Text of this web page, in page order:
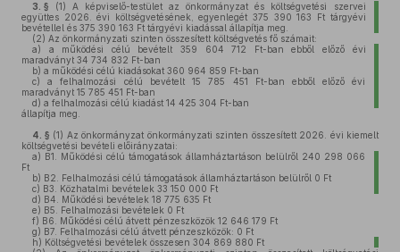
3. § (1) A képviselő-testület az önkormányzat és költségvetési szervei
együttes 2026. évi költségvetésének, egyenlegét 375 390 163 Ft tárgyévi
bevétellel és 375 390 163 Ft tárgyévi kiadással állapítja meg.
(2) Az önkormányzati szinten összesített költségvetés fő számait:
a) a működési célú bevételt 359 604 712 Ft-ban ebből előző évi
maradványt 34 734 832 Ft-ban
b) a működési célú kiadásokat 360 964 859 Ft-ban
c) a felhalmozási célú bevételt 15 785 451 Ft-ban ebből előző évi
maradványt 15 785 451 Ft-ban
d) a felhalmozási célú kiadást 14 425 304 Ft-ban
állapítja meg.
4. § (1) Az önkormányzat önkormányzati szinten összesített 2026. évi kiemelt
költségvetési bevételi előirányzatai:
a) B1. Működési célú támogatások államháztartáson belülről 240 298 066
Ft
b) B2. Felhalmozási célú támogatások államháztartáson belülről 0 Ft
c) B3. Közhatalmi bevételek 33 150 000 Ft
d) B4. Működési bevételek 18 775 635 Ft
e) B5. Felhalmozási bevételek 0 Ft
f) B6. Működési célú átvett pénzeszközök 12 646 179 Ft
g) B7. Felhalmozási célú átvett pénzeszközök: 0 Ft
h) Költségvetési bevételek összesen 304 869 880 Ft